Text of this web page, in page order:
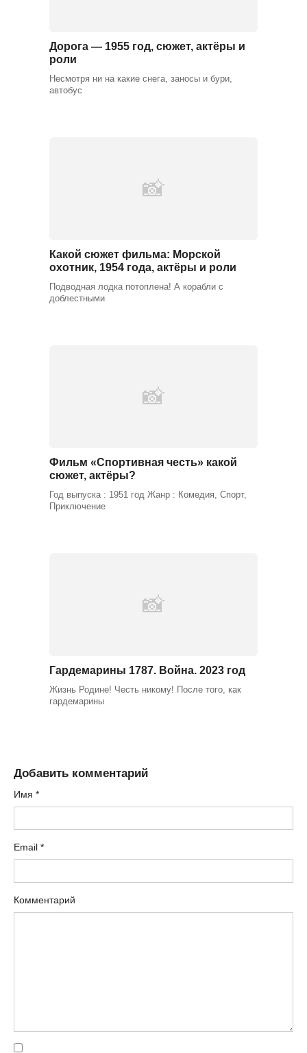
Дорога — 1955 год, сюжет, актёры и
роли
Несмотря ни на какие снега, заносы и бури,
автобус
Какой сюжет фильма: Морской
охотник, 1954 года, актёры и роли
Подводная лодка потоплена! А корабли с
доблестными
Фильм «Спортивная честь» какой
сюжет, актёры?
Год выпуска : 1951 год Жанр : Комедия, Спорт,
Приключение
Гардемарины 1787. Война. 2023 год
Жизнь Родине! Честь никому! После того, как
гардемарины
Добавить комментарий
Имя *
Email *
Комментарий